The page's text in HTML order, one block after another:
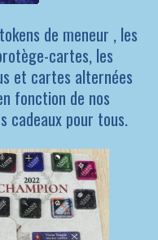
de meneur , les
cartes, les
et cartes alternées
fonction de nos
cadeaux pour tous.